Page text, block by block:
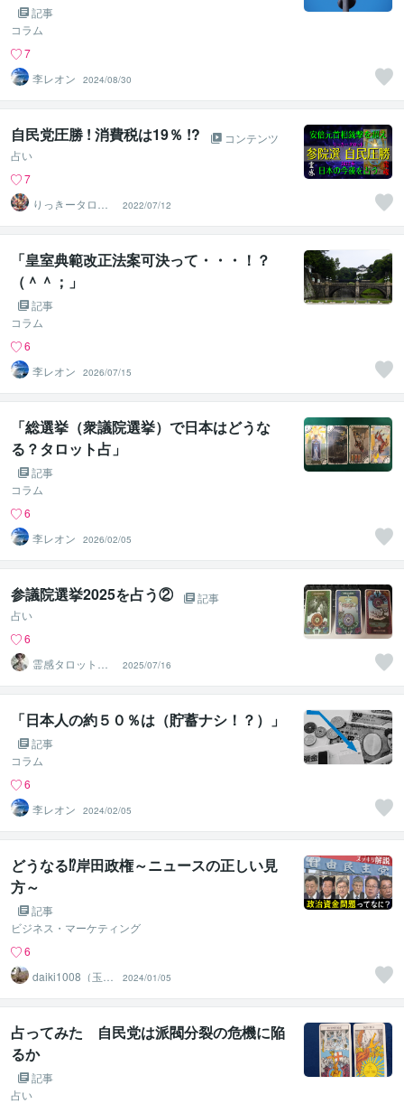
記事
コラム
7
李レオン
2024/08/30
自民党圧勝 ! 消費税は19％ !?
コンテンツ
占い
7
りっきータロッ
ト
2022/07/12
「皇室典範改正法案可決って・・・！？
（＾＾；」
記事
コラム
6
李レオン
2026/07/15
「総選挙（衆議院選挙）で日本はどうな
る？タロット占」
記事
コラム
6
李レオン
2026/02/05
参議院選挙2025を占う②
記事
占い
6
霊感タロット占
い師 ❄️氷高❄️
2025/07/16
「日本人の約５０％は（貯蓄ナシ！？）」
記事
コラム
6
李レオン
2024/02/05
どうなる⁉岸田政権～ニュースの正しい見
方～
記事
ビジネス・マーケティング
6
daiki1008（玉井
2024/01/05
占ってみた 自民党は派閥分裂の危機に陥
るか
記事
占い